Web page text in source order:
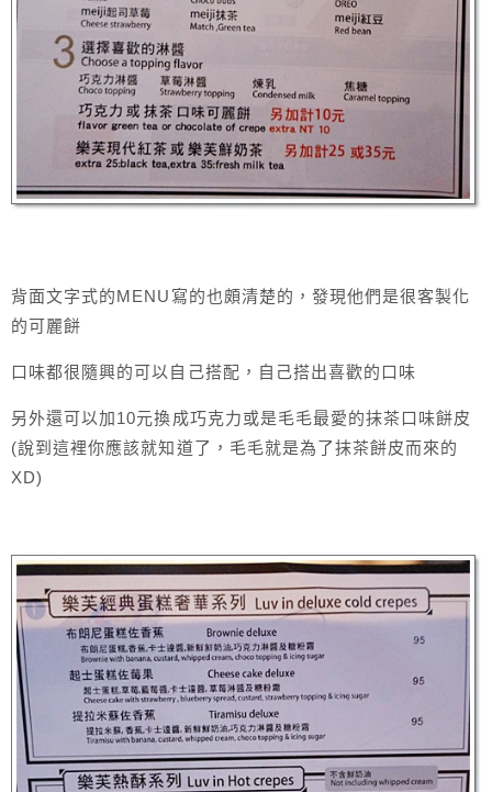
背面文字式的MENU寫的也頗清楚的，發現他們是很客製化
的可麗餅
口味都很隨興的可以自己搭配，自己搭出喜歡的口味
另外還可以加10元換成巧克力或是毛毛最愛的抹茶口味餅皮
(說到這裡你應該就知道了，毛毛就是為了抹茶餅皮而來的
XD)